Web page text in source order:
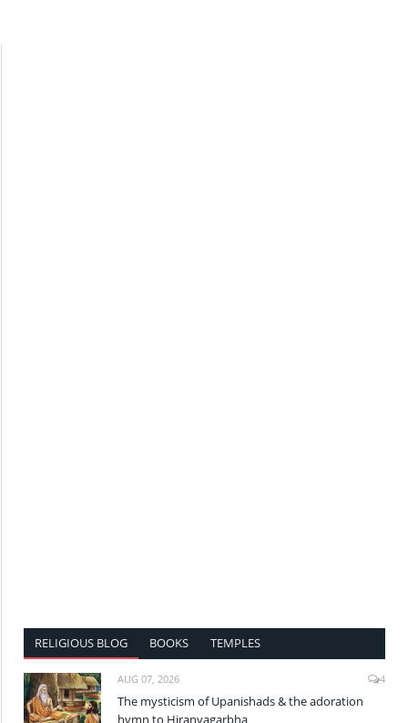
RELIGIOUS BLOG BOOKS TEMPLES
AUG 07, 2026 4
The mysticism of Upanishads & the adoration
hymn to Hiranyagarbha